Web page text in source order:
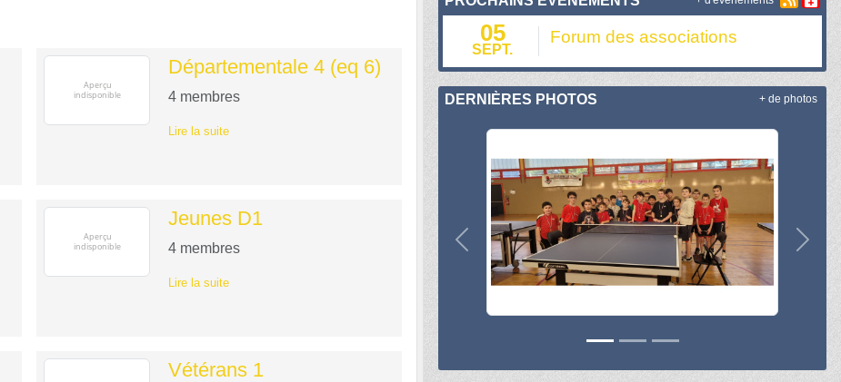
Départementale 4 (eq 6)
4membres
Lire la suite
Jeunes D1
4membres
Lire la suite
Vétérans 1
05
SEPT.
Forum des associations
DERNIÈRES PHOTOS
Précedent
+ de photos